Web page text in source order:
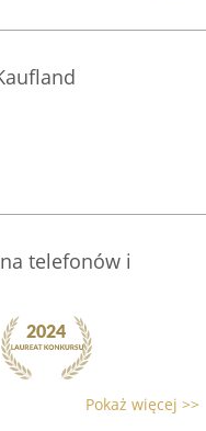
telefonów i
Pokaż więcej >>